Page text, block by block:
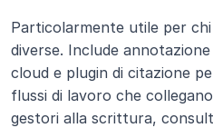
Particolarmente utile per
diverse. Include
cloud e plugin di citazione
flussi di lavoro che
gestori alla scrittura,